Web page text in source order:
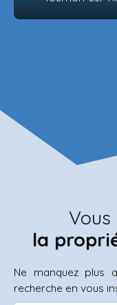
la
Ne manquez plus
recherche en vous